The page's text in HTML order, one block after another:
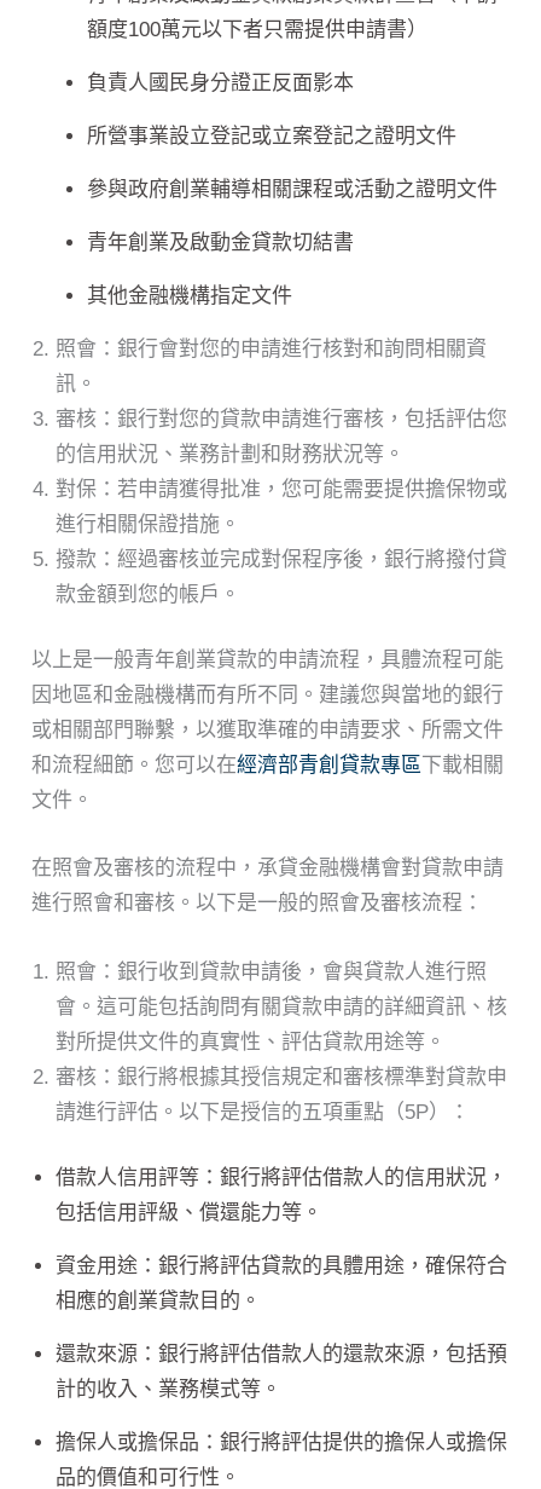
額度100萬元以下者只需提供申請書）
負責人國民身分證正反面影本
所營事業設立登記或立案登記之證明文件
參與政府創業輔導相關課程或活動之證明文件
青年創業及啟動金貸款切結書
其他金融機構指定文件
照會：銀行會對您的申請進行核對和詢問相關資
訊。
審核：銀行對您的貸款申請進行審核，包括評估您
的信用狀況、業務計劃和財務狀況等。
對保：若申請獲得批准，您可能需要提供擔保物或
進行相關保證措施。
撥款：經過審核並完成對保程序後，銀行將撥付貸
款金額到您的帳戶。
以上是一般青年創業貸款的申請流程，具體流程可能
因地區和金融機構而有所不同。建議您與當地的銀行
或相關部門聯繫，以獲取準確的申請要求、所需文件
和流程細節。您可以在經濟部青創貸款專區 下載相關
文件。
在照會及審核的流程中，承貸金融機構會對貸款申請
進行照會和審核。以下是一般的照會及審核流程：
照會：銀行收到貸款申請後，會與貸款人進行照
會。這可能包括詢問有關貸款申請的詳細資訊、核
對所提供文件的真實性、評估貸款用途等。
審核：銀行將根據其授信規定和審核標準對貸款申
請進行評估。以下是授信的五項重點（5P）：
借款人信用評等：銀行將評估借款人的信用狀況，
包括信用評級、償還能力等。
資金用途：銀行將評估貸款的具體用途，確保符合
相應的創業貸款目的。
還款來源：銀行將評估借款人的還款來源，包括預
計的收入、業務模式等。
擔保人或擔保品：銀行將評估提供的擔保人或擔保
品的價值和可行性。